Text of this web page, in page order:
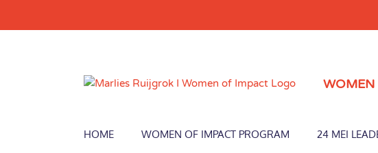
HOME WOMEN OF IMPACT PROGRAM 24 MEI